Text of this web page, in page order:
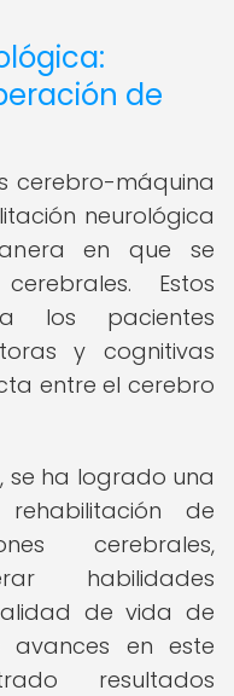
de
cerebro-máquina
neurológica
en que se
Estos
los pacientes
y cognitivas
entre el cerebro
se ha logrado una
de
cerebrales,
habilidades
de vida de
avances en este
resultados